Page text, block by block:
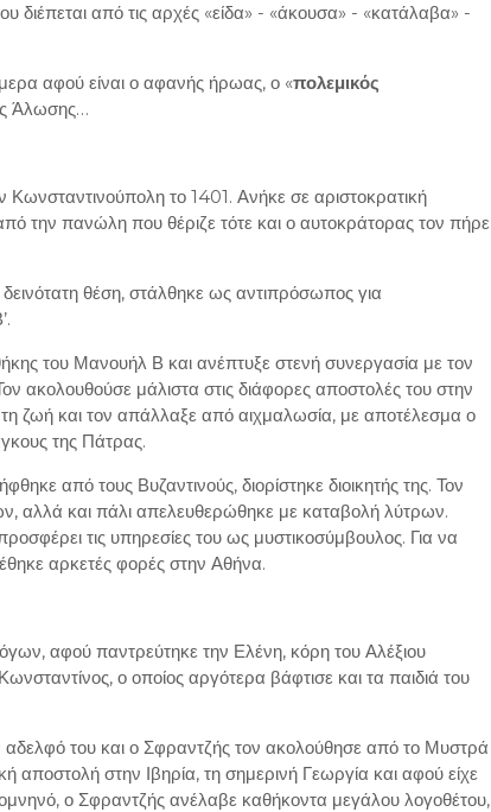
διέπεται από τις αρχές «είδα» - «άκουσα» - «κατάλαβα» -
αφού είναι ο αφανής ήρωας, ο «πολεμικός
Άλωσης…
Κωνσταντινούπολη το 1401. Ανήκε σε αριστοκρατική
την πανώλη που θέριζε τότε και ο αυτοκράτορας τον πήρε
θέση, στάλθηκε ως αντιπρόσωπος για
του Μανουήλ Β και ανέπτυξε στενή συνεργασία με τον
ακολουθούσε μάλιστα στις διάφορες αποστολές του στην
ζωή και τον απάλλαξε από αιχμαλωσία, με αποτέλεσμα ο
της Πάτρας.
από τους Βυζαντινούς, διορίστηκε διοικητής της. Τον
αλλά και πάλι απελευθερώθηκε με καταβολή λύτρων.
τις υπηρεσίες του ως μυστικοσύμβουλος. Για να
αρκετές φορές στην Αθήνα.
αφού παντρεύτηκε την Ελένη, κόρη του Αλέξιου
ο οποίος αργότερα βάφτισε και τα παιδιά του
αδελφό του και ο Σφραντζής τον ακολούθησε από το Μυστρά
στην Ιβηρία, τη σημερινή Γεωργία και αφού είχε
ο Σφραντζής ανέλαβε καθήκοντα μεγάλου λογοθέτου,